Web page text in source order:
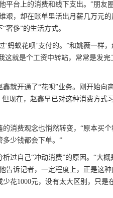
台上的消费和线下支出。”朋友
艰，却在账单里活出月薪几万元
奢侈”的生活方式。
蚁花呗’支付的。”和姚薇一样
这就是个工资中转站，常常是发
开通了“花呗”业务。刚开始向
但现在，赵鑫早已对这种消费方式
费观念也悄然转变，“原本买个
多少钱都会下单。”
自己“冲动消费”的原因。“大概
告诉记者，一定程度上，正是这
少花1000元，没有太大区别，只是